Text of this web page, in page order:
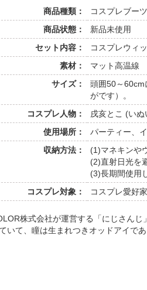
商品種類：
コスプレブー
商品状態：
新品未使用
セット内容：
コスプレウィ
素材：
マット高温線
サイズ：
頭囲50～60cm
がです）。
コスプレ人物：
戌亥とこ (いぬ
使用場所：
パーティー、
収納方法：
(1)マネキンや
(2)直射日光を
(3)長期間使用
コスプレ対象：
コスプレ愛好
株式会社が運営する「にじさんじ
いて、瞳は生まれつきオッドアイで